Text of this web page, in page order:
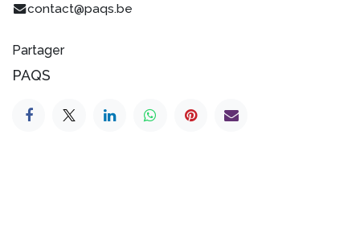
contact@paqs.be
Partager
PAQS